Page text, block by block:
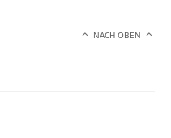
NACH OBEN